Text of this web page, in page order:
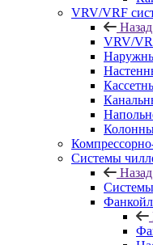
VRV/VRF
Назад
VRV/
Системы
Назад